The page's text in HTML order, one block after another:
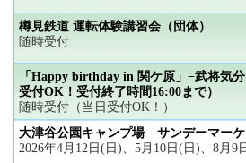
樽見鉄道 運転体験講習会（団体）
随時受付
「Happy birthday in 関ケ原」−武将気
受付OK！受付終了時間16:00まで）
随時受付（当日受付OK！）
大津谷公園キャンプ場 サンデーマーケ
2026年4月12日(日)、5月10日(日)、8月9